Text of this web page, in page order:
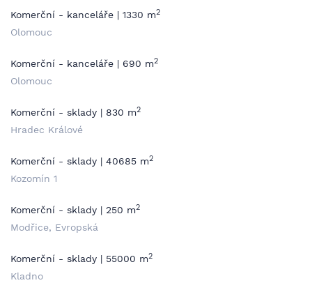
Komerční - kanceláře | 1330 m2
Olomouc
Komerční - kanceláře | 690 m2
Olomouc
Komerční - sklady | 830 m2
Hradec Králové
Komerční - sklady | 40685 m2
Kozomín 1
Komerční - sklady | 250 m2
Modřice, Evropská
Komerční - sklady | 55000 m2
Kladno